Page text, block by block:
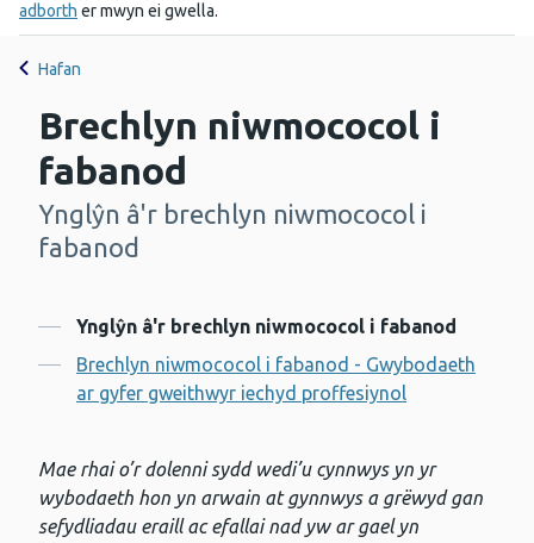
adborth er mwyn ei gwella.
Hafan
Brechlyn niwmococol i
fabanod
-
Ynglŷn â'r brechlyn niwmococol i
fabanod
Cynnwys
Ynglŷn â'r brechlyn niwmococol i fabanod
Brechlyn niwmococol i fabanod - Gwybodaeth
ar gyfer gweithwyr iechyd proffesiynol
Mae rhai o’r dolenni sydd wedi’u cynnwys yn yr
wybodaeth hon yn arwain at gynnwys a grëwyd gan
sefydliadau eraill ac efallai nad yw ar gael yn